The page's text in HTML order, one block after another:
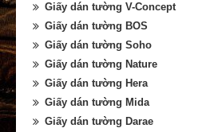
Giấy dán tường V-Concept
Giấy dán tường BOS
Giấy dán tường Soho
Giấy dán tường Nature
Giấy dán tường Hera
Giấy dán tường Mida
Giấy dán tường Darae